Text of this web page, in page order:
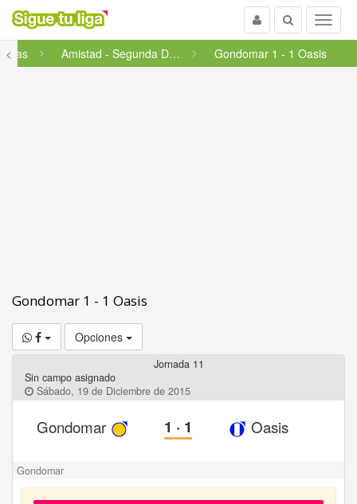
Menu
Buscar
Usuario
<
ligas Amistad - Segunda División Gondomar 1 - 1 Oasis
Gondomar 1 - 1 Oasis
Opciones
Jornada 11
Sin campo asignado
Sábado, 19 de Diciembre de 2015
Gondomar 1 · 1 Oasis
Gondomar